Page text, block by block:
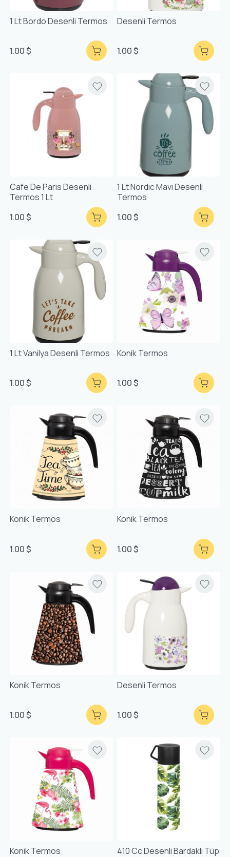
1 Lt Bordo Desenli Termos
1.00 $
Desenli Termos
1.00 $
Cafe De Paris Desenli
Termos 1 Lt
1.00 $
1 Lt Nordic Mavi Desenli
Termos
1.00 $
1 Lt Vanilya Desenli Termos
1.00 $
Konik Termos
1.00 $
Konik Termos
1.00 $
Konik Termos
1.00 $
Konik Termos
1.00 $
Desenli Termos
1.00 $
Konik Termos
410 Cc Desenli Bardaklı Tüp